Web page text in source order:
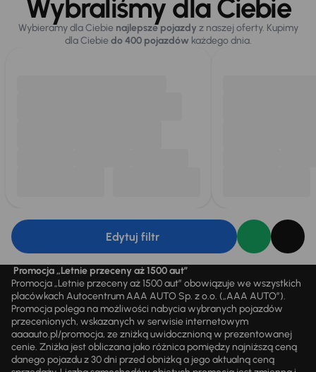
Wybraliśmy dla Ciebie
Wybieramy dla Ciebie najlepsze pojazdy z naszej oferty. Kupimy
dla Ciebiedo 400 pojazdówkażdego dnia.
Edytuj filtr
Promocja „Letnie przeceny aż 1500 aut”
Promocja „Letnie przeceny aż 1500 aut” obowiązuje we wszystkich
placówkach Autocentrum AAA AUTO Sp. z o.o. („AAA AUTO”).
Promocja polega na możliwości nabycia wybranych pojazdów
przecenionych, wskazanych w serwisie internetowym
aaaauto.pl/promocja, ze zniżką uwidocznioną w prezentowanej
cenie. Zniżka jest obliczana jako różnica pomiędzy najniższą ceną
danego pojazdu z 30 dni przed obniżką a jego aktualną ceną